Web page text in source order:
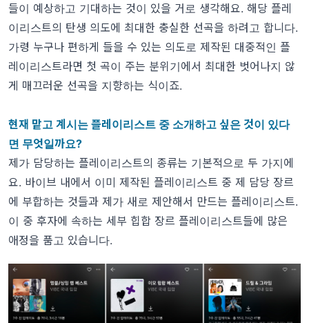
들이 예상하고 기대하는 것이 있을 거로 생각해요. 해당 플레
이리스트의 탄생 의도에 최대한 충실한 선곡을 하려고 합니다.
가령 누구나 편하게 들을 수 있는 의도로 제작된 대중적인 플
레이리스트라면 첫 곡이 주는 분위기에서 최대한 벗어나지 않
게 매끄러운 선곡을 지향하는 식이죠.
현재 맡고 계시는 플레이리스트 중 소개하고 싶은 것이 있다
면 무엇일까요?
제가 담당하는 플레이리스트의 종류는 기본적으로 두 가지에
요. 바이브 내에서 이미 제작된 플레이리스트 중 제 담당 장르
에 부합하는 것들과 제가 새로 제안해서 만드는 플레이리스트.
이 중 후자에 속하는 세부 힙합 장르 플레이리스트들에 많은
애정을 품고 있습니다.